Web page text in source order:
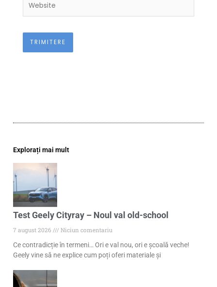
Explorați mai mult
Test Geely Cityray – Noul val old-school
7 august 2026
Niciun comentariu
Ce contradicție în termeni… Ori e val nou, ori e școală veche!
Geely vine să ne explice cum poți oferi materiale și